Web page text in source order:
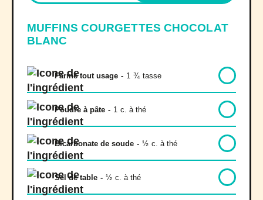
MUFFINS COURGETTES CHOCOLAT
BLANC
Farine tout usage - 1 ¾ tasse
Poudre à pâte - 1 c. à thé
Bicarbonate de soude - ½ c. à thé
Sel de table - ½ c. à thé